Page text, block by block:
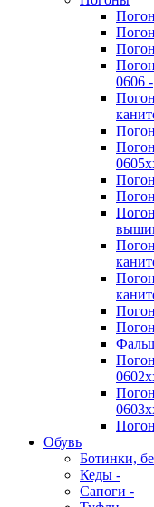
0606 -
Обувь
Ботинки,
Кеды -
Сапоги -